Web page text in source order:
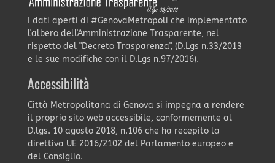
I dati aperti di #GenovaMetropoli che implementato
l'albero dell'Amministrazione Trasparente, nel
rispetto del "Decreto Trasparenza", (D.Lgs n.33/2013
e le sue modifiche con il D.Lgs n.97/2016).
Accessibilità
Città Metropolitana di Genova si impegna a rendere
il proprio sito web accessibile, conformemente al
D.lgs. 10 agosto 2018, n.106 che ha recepito la
direttiva UE 2016/2102 del Parlamento europeo e
del Consiglio.